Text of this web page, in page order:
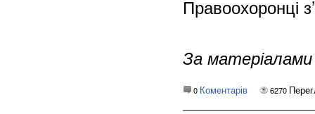
Правоохоронці
За
0 Коментарів 6270